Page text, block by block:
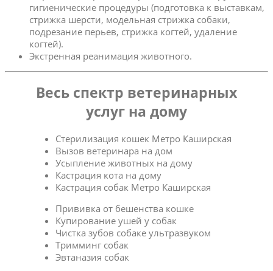
гигиенические процедуры (подготовка к выставкам,
стрижка шерсти, модельная стрижка собаки,
подрезание перьев, стрижка когтей, удаление
когтей).
Экстренная реанимация животного.
Весь спектр ветеринарных
услуг на дому
Стерилизация кошек Метро Каширская
Вызов ветеринара на дом
Усыпление животных на дому
Кастрация кота на дому
Кастрация собак Метро Каширская
Прививка от бешенства кошке
Купирование ушей у собак
Чистка зубов собаке ультразвуком
Тримминг собак
Эвтаназия собак